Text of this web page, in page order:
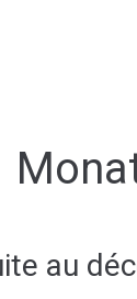
au